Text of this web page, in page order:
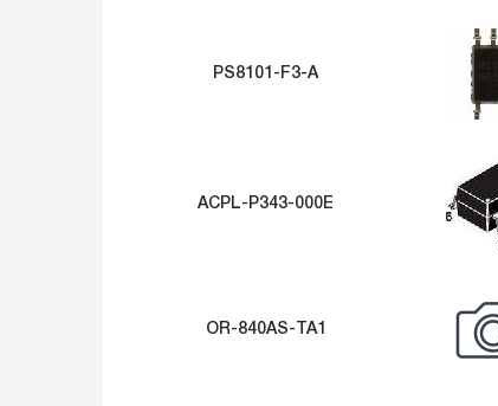
PS8101-F3-A
ACPL-P343-000E
OR-840AS-TA1